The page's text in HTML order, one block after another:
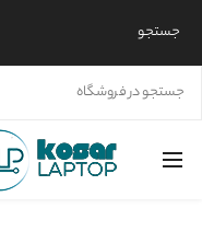
جستجو